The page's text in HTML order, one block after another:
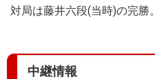
対局は藤井六段(当時)の完勝。
中継情報